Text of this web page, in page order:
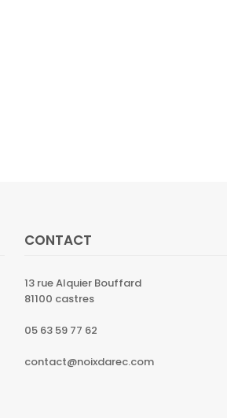
CONTACT
13 rue Alquier Bouffard
81100 castres
05 63 59 77 62
contact@noixdarec.com